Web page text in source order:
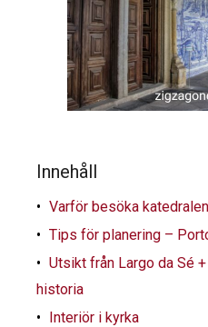
Innehåll
Varför besöka
Tips för planering –
Utsikt från Largo da Sé
historia
Interiör i kyrka